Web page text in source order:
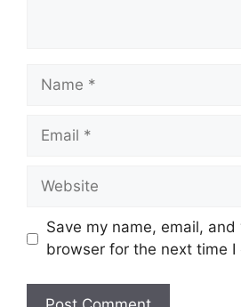
Name
Email
Website
Save my name, email,
browser for the next time I